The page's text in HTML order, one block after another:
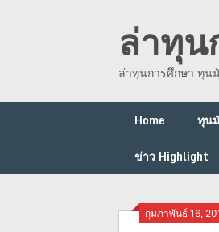
ล่าทุน
ล่าทุนการศึกษา ทุน
Home ทุน
ข่าว Highlight
กุมภาพันธ์ 16,